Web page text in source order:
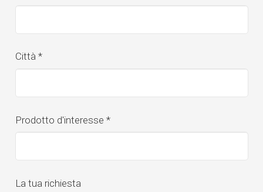
Città *
Prodotto d'interesse *
La tua richiesta